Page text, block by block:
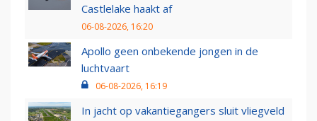
Castlelake haakt af
06-08-2026, 16:20
Apollo geen onbekende jongen in de
luchtvaart
06-08-2026, 16:19
In jacht op vakantiegangers sluit vliegveld